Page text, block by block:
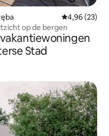
Gemiddelde
4,96 (23)
op de bergen
Stad